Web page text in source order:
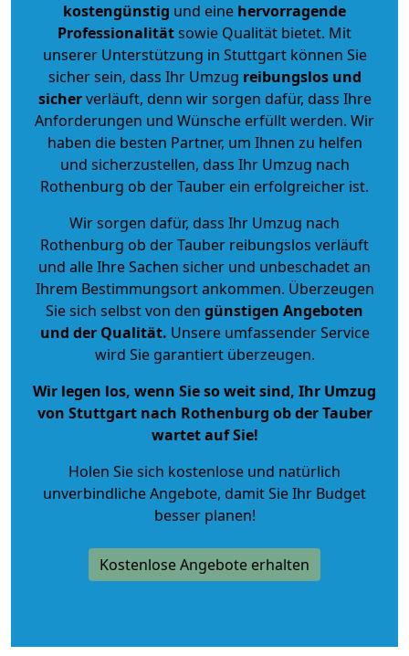
kostengünstig und eine hervorragende
Professionalitätsowie Qualität bietet. Mit
unserer Unterstützung in Stuttgart können Sie
sicher sein, dass Ihr Umzug reibungslos und
sicherverläuft, denn wir sorgen dafür, dass Ihre
Anforderungen und Wünsche erfüllt werden. Wir
haben die besten Partner, um Ihnen zu helfen
und sicherzustellen, dass Ihr Umzug nach
Rothenburg ob der Tauber ein erfolgreicher ist.
Wir sorgen dafür, dass Ihr Umzug nach
Rothenburg ob der Tauber reibungslos verläuft
und alle Ihre Sachen sicher und unbeschadet an
Ihrem Bestimmungsort ankommen. Überzeugen
Sie sich selbst von den günstigen Angeboten
und der Qualität. Unsere umfassender Service
wird Sie garantiert überzeugen.
Wir legen los, wenn Sie so weit sind, Ihr Umzug
von Stuttgart nach Rothenburg ob der Tauber
wartet auf Sie!
Holen Sie sich kostenlose und natürlich
unverbindliche Angebote, damit Sie Ihr Budget
besser planen!
Kostenlose Angebote erhalten